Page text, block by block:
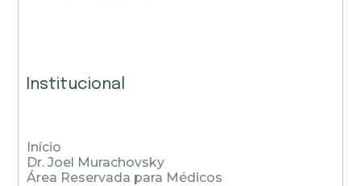
Institucional
Início
Dr. Joel Murachovsky
Área Reservada para Médicos